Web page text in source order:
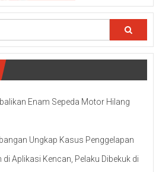
Enam Sepeda Motor Hilang
Ungkap Kasus Penggelapan
Aplikasi Kencan, Pelaku Dibekuk di